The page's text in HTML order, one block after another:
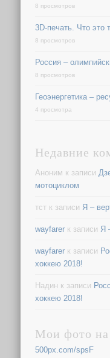
8 просмотров
3D-печать. Что это
8 просмотров
Россия –
8 просмотров
Геоэнергетика –
4 просмотра
Недавние
Аноним к записи
мотоциклом
тст к записи Я –
wayfarer к записи Я
wayfarer к записи
хоккею 2018!
Надин к записи
хоккею 2018!
Мои фото на
500px.com/spsF